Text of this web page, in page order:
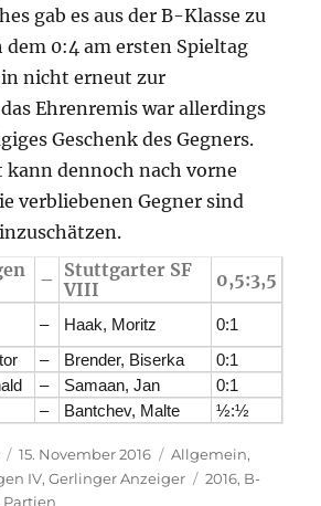
gab es aus der B-Klasse zu
dem 0:4 am ersten Spieltag
nicht erneut zur
Ehrenremis war allerdings
Geschenk des Gegners.
kann dennoch nach vorne
verbliebenen Gegner sind
– Stuttgarter SF
VIII
0,5:3,5
– Haak, Moritz
0:1
– Brender, Biserka
0:1
– Samaan, Jan
0:1
– Bantchev, Malte ½:½
Veröffentlicht
am
15. November 2016 Kategorien
Allgemein,
IV,Gerlinger Anzeiger Schlagwörter
2016, B-
Partien